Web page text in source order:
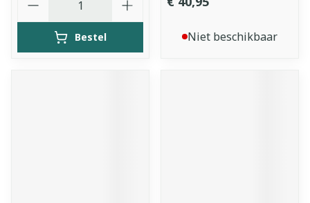
Bestel Niet beschikbaar